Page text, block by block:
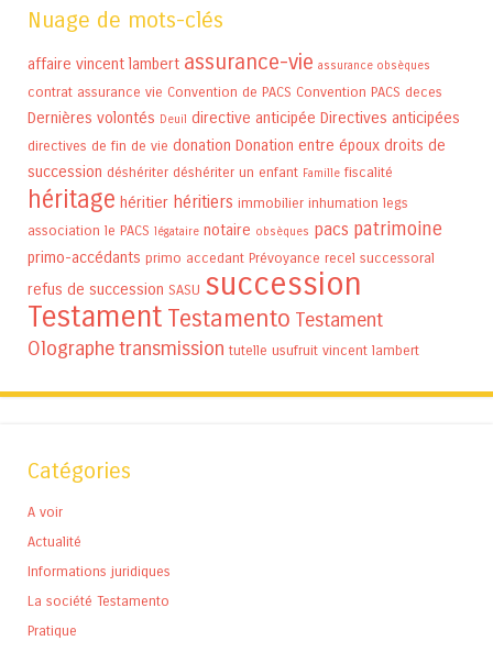
Nuage de mots-clés
affaire vincent lambert assurance-vie assurance obsèques
contrat assurance vie Convention de PACS Convention PACS deces
Dernières volontés Deuil directive anticipée Directives anticipées
directives de fin de vie donation Donation entre époux droits de
succession déshériter déshériter un enfant Famille fiscalité
héritage héritier héritiers immobilier inhumation legs
association le PACS légataire notaire obsèques pacs patrimoine
primo-accédants primo accedant Prévoyance recel successoral
refus de succession SASU succession
Testament Testamento Testament
Olographetransmission tutelle usufruit vincent lambert
Catégories
A voir
Actualité
Informations juridiques
La société Testamento
Pratique